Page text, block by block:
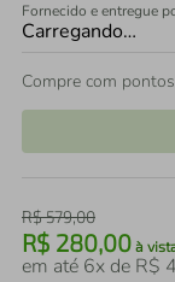
Fornecido e entregue
Carregando…
Compre com
R$579,00
R$ 280,00 à
em até 6x de R$